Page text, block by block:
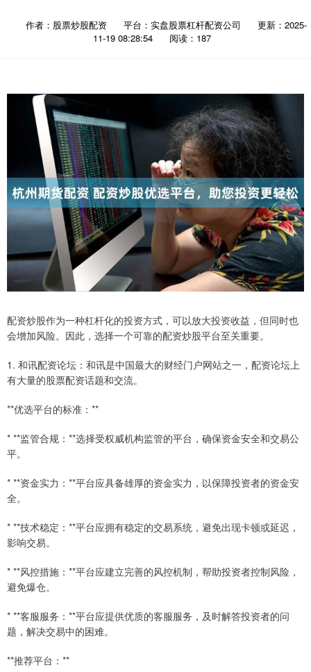
作者：股票炒股配资 平台：实盘股票杠杆配资公司
更新：2025-
11-19 08:28:54
阅读：187
配资炒股作为一种杠杆化的投资方式，可以放大投资收益，但同时也
会增加风险。因此，选择一个可靠的配资炒股平台至关重要。
1. 和讯配资论坛：和讯是中国最大的财经门户网站之一，配资论坛上
有大量的股票配资话题和交流。
**优选平台的标准：**
* **监管合规：**选择受权威机构监管的平台，确保资金安全和交易公
平。
* **资金实力：**平台应具备雄厚的资金实力，以保障投资者的资金安
全。
* **技术稳定：**平台应拥有稳定的交易系统，避免出现卡顿或延迟，
影响交易。
* **风控措施：**平台应建立完善的风控机制，帮助投资者控制风险，
避免爆仓。
* **客服服务：**平台应提供优质的客服服务，及时解答投资者的问
题，解决交易中的困难。
**推荐平台：**